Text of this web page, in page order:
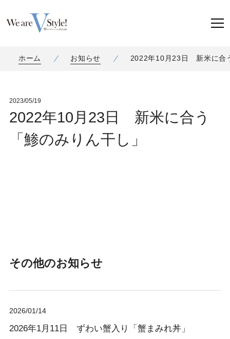
ホーム お知らせ 2022年10月23日 新米に合
2023/05/19
2022年10月23日 新米に合う
「鯵のみりん干し」
その他のお知らせ
2026/01/14
2026年1月11日 ずわい蟹入り「蟹まみれ丼」